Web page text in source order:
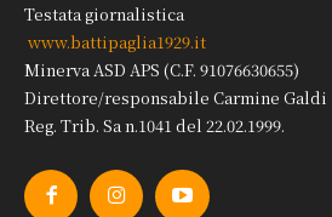
Testata giornalistica
www.battipaglia1929.it
Minerva ASD APS (C.F. 91076630655)
Direttore/responsabile Carmine Galdi
Reg. Trib. Sa n.1041 del 22.02.1999.